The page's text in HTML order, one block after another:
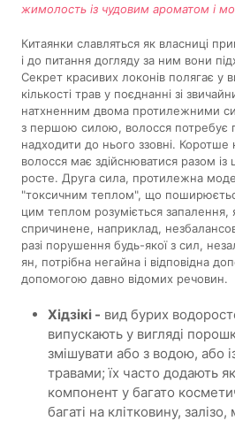
жимолость із чудовим ароматом і
Китаянки славляться як власниці
і до питання догляду за ним вони
Секрет красивих локонів полягає у
кількості трав у поєднанні зі
натхненним двома протилежними
з першою силою, волосся потребує
надходити до нього ззовні.
волосся має здійснюватися разом
росте. Друга сила, протилежна
"токсичним теплом", що
цим теплом розуміється
спричинене, наприклад,
разі порушення будь-якої з сил,
ян, потрібна негайна і відповідна
допомогою давно відомих речовин.
Хідзікі - вид бурих
випускають у вигляді
змішувати або з водою, або
травами; їх часто додають
компонент у багато
багаті на клітковину, залізо,